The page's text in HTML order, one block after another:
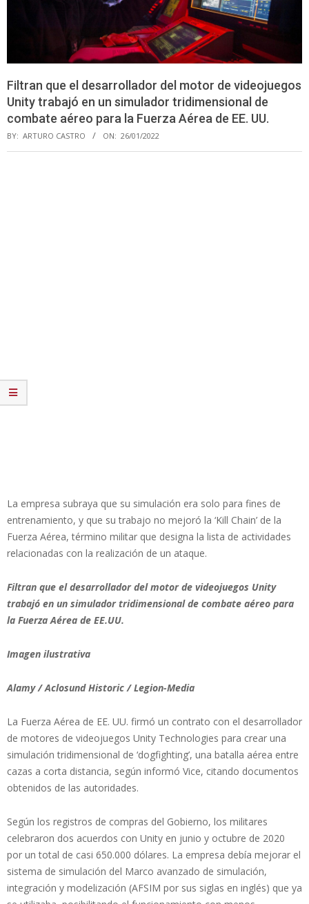
Filtran que el desarrollador del motor de videojuegos
Unity trabajó en un simulador tridimensional de
combate aéreo para la Fuerza Aérea de EE. UU.
BY: ARTURO CASTRO ON: 26/01/2022
La empresa subraya que su simulación era solo para fines de
entrenamiento, y que su trabajo no mejoró la ‘Kill Chain’ de la
Fuerza Aérea, término militar que designa la lista de actividades
relacionadas con la realización de un ataque.
Filtran que el desarrollador del motor de videojuegos Unity
trabajó en un simulador tridimensional de combate aéreo para
la Fuerza Aérea de EE.UU.
Imagen ilustrativa
Alamy / Aclosund Historic / Legion-Media
La Fuerza Aérea de EE. UU. firmó un contrato con el desarrollador
de motores de videojuegos Unity Technologies para crear una
simulación tridimensional de ‘dogfighting’, una batalla aérea entre
cazas a corta distancia, según informó Vice, citando documentos
obtenidos de las autoridades.
Según los registros de compras del Gobierno, los militares
celebraron dos acuerdos con Unity en junio y octubre de 2020
por un total de casi 650.000 dólares. La empresa debía mejorar el
sistema de simulación del Marco avanzado de simulación,
integración y modelización (AFSIM por sus siglas en inglés) que ya